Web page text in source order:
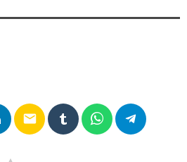
email